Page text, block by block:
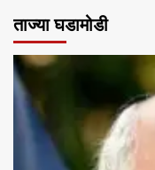
ताज्या घडामोडी